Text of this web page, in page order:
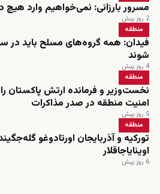
مسرور بارزانی: نمی‌خواهیم وارد
2 روز پیش
منطقه
فیدان: همه گروه‌های مسلح باید در
شوند
4 روز پیش
منطقه
نخست‌وزیر و فرمانده ارتش پاکستان
امنیت منطقه در صدر مذاکرات
5 روز پیش
منطقه
تورکیه و آذربایجان اورتادوغو
اوینایاجاقلار
6 روز پیش